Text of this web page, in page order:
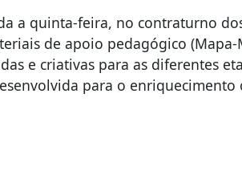
a quinta-feira, no contraturno
de apoio pedagógico
e criativas para as diferentes
para o enriquecimento